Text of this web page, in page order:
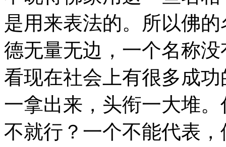
是用来表法的。所以佛
德无量无边，一个名称
看现在社会上有很多成
一拿出来，头衔一大堆
不就行？一个不能代表